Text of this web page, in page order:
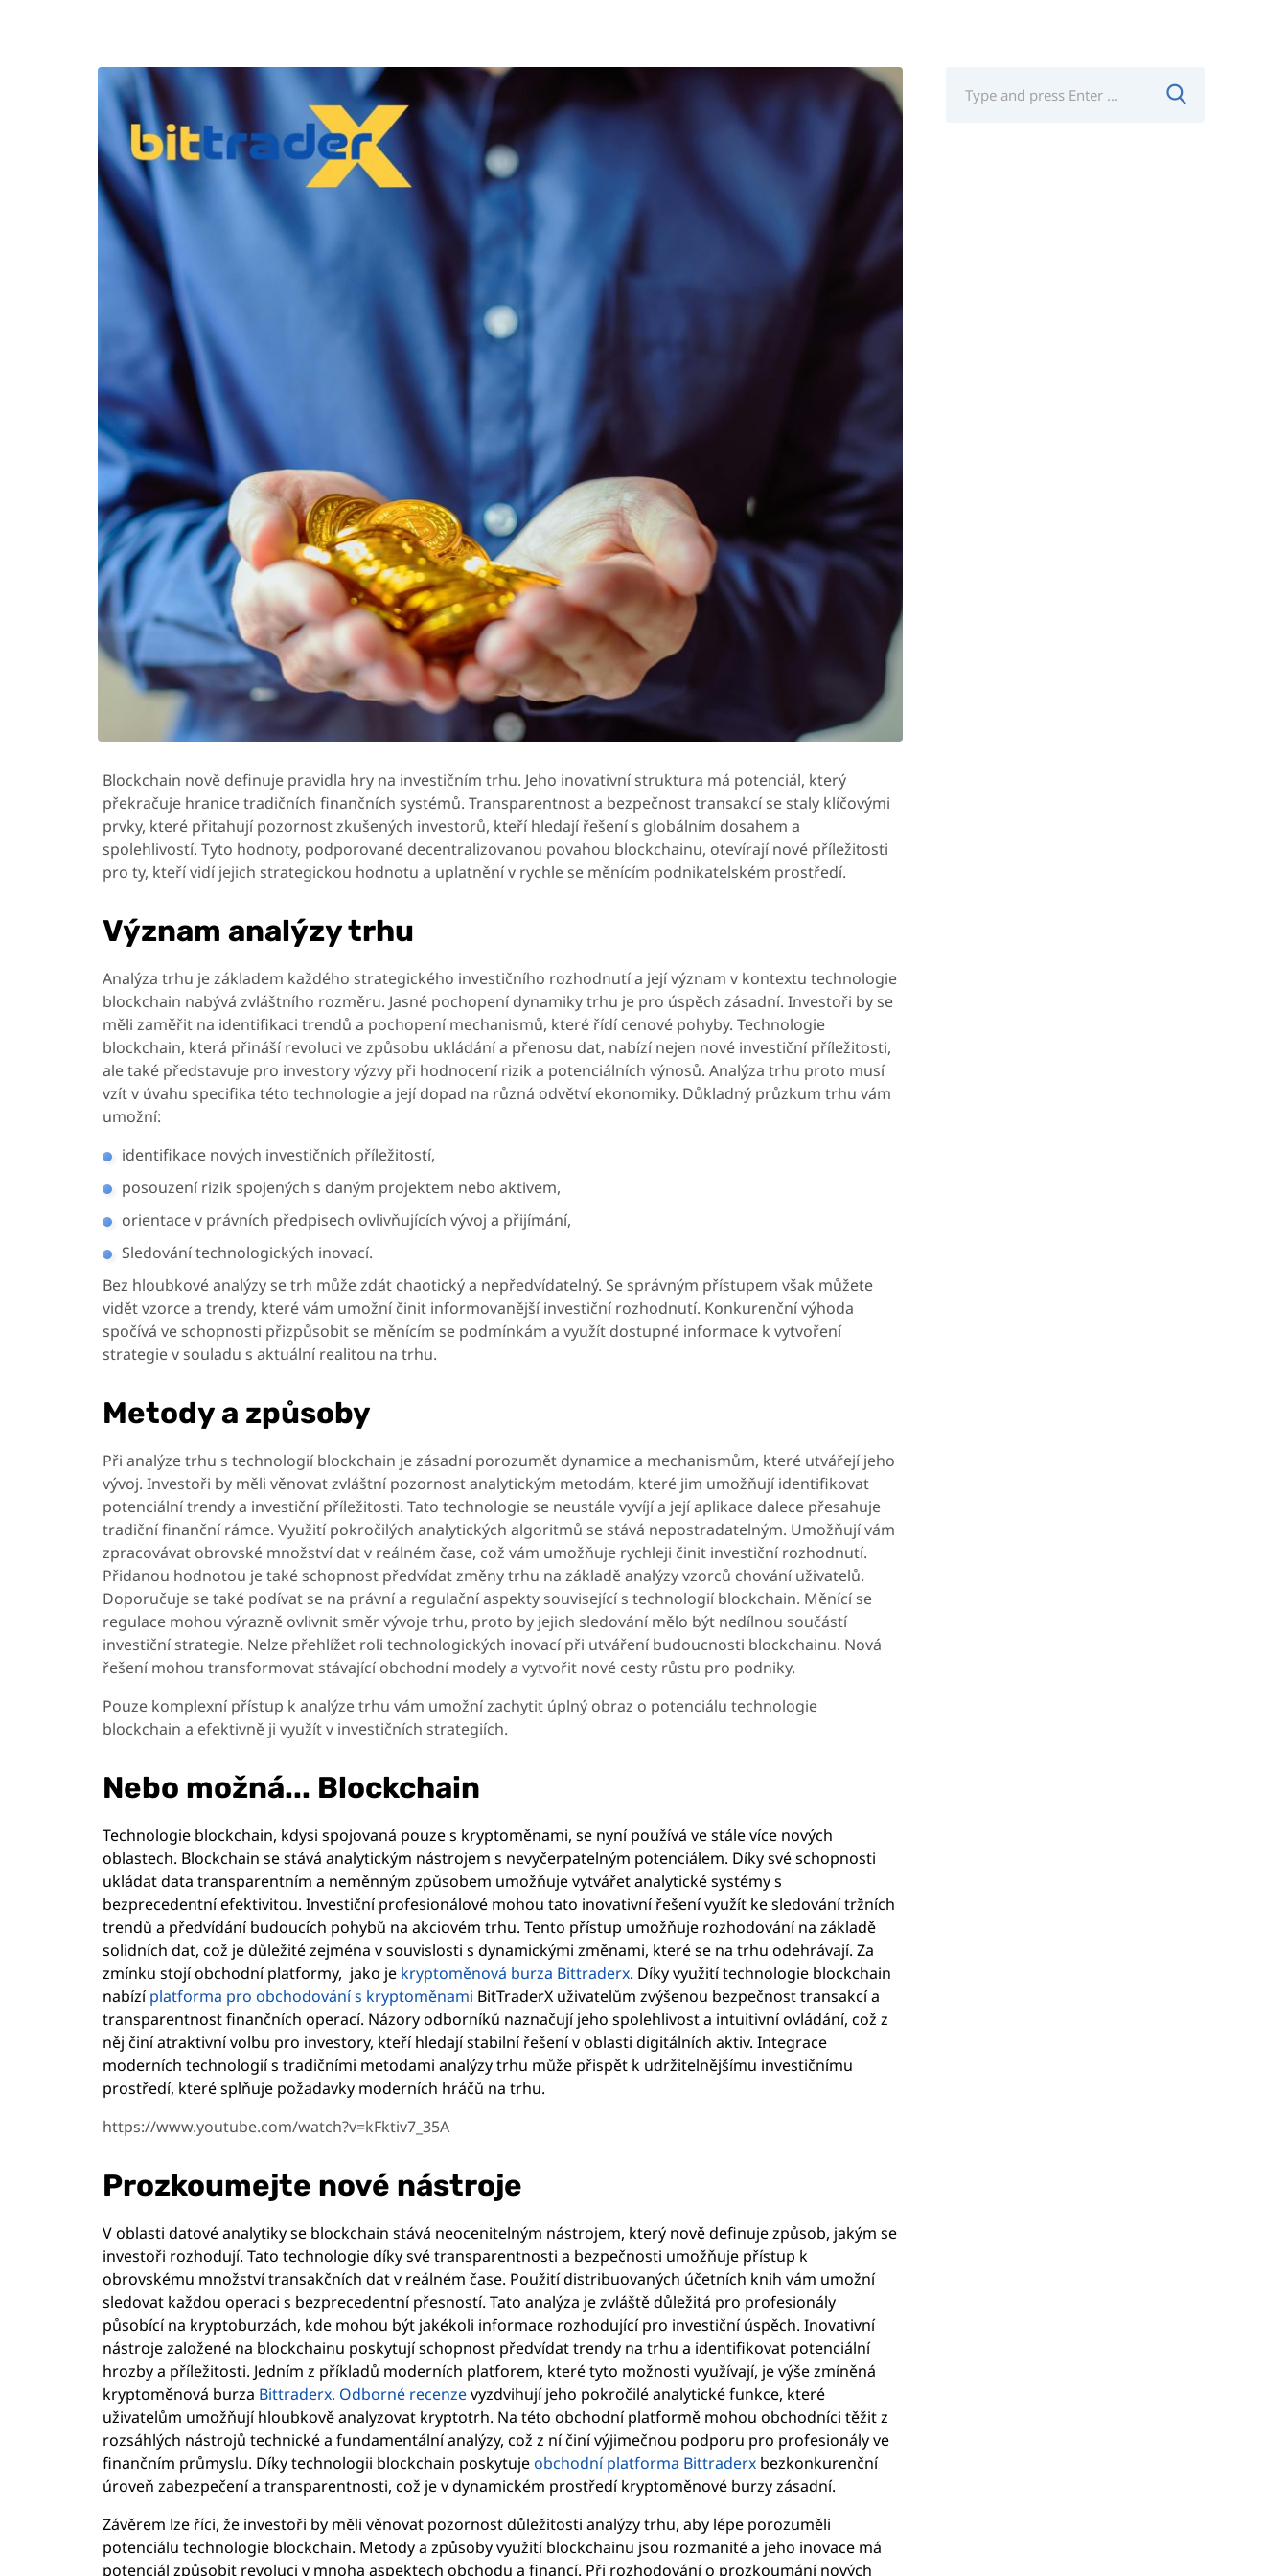
Blockchain nově definuje pravidla hry na investičním trhu. Jeho inovativní struktura má potenciál, který
překračuje hranice tradičních finančních systémů. Transparentnost a bezpečnost transakcí se staly klíčovými
prvky, které přitahují pozornost zkušených investorů, kteří hledají řešení s globálním dosahem a
spolehlivostí. Tyto hodnoty, podporované decentralizovanou povahou blockchainu, otevírají nové příležitosti
pro ty, kteří vidí jejich strategickou hodnotu a uplatnění v rychle se měnícím podnikatelském prostředí.
Význam analýzy trhu
Analýza trhu je základem každého strategického investičního rozhodnutí a její význam v kontextu technologie
blockchain nabývá zvláštního rozměru. Jasné pochopení dynamiky trhu je pro úspěch zásadní. Investoři by se
měli zaměřit na identifikaci trendů a pochopení mechanismů, které řídí cenové pohyby. Technologie
blockchain, která přináší revoluci ve způsobu ukládání a přenosu dat, nabízí nejen nové investiční příležitosti,
ale také představuje pro investory výzvy při hodnocení rizik a potenciálních výnosů. Analýza trhu proto musí
vzít v úvahu specifika této technologie a její dopad na různá odvětví ekonomiky. Důkladný průzkum trhu vám
umožní:
identifikace nových investičních příležitostí,
posouzení rizik spojených s daným projektem nebo aktivem,
orientace v právních předpisech ovlivňujících vývoj a přijímání,
Sledování technologických inovací.
Bez hloubkové analýzy se trh může zdát chaotický a nepředvídatelný. Se správným přístupem však můžete
vidět vzorce a trendy, které vám umožní činit informovanější investiční rozhodnutí. Konkurenční výhoda
spočívá ve schopnosti přizpůsobit se měnícím se podmínkám a využít dostupné informace k vytvoření
strategie v souladu s aktuální realitou na trhu.
Metody a způsoby
Při analýze trhu s technologií blockchain je zásadní porozumět dynamice a mechanismům, které utvářejí jeho
vývoj. Investoři by měli věnovat zvláštní pozornost analytickým metodám, které jim umožňují identifikovat
potenciální trendy a investiční příležitosti. Tato technologie se neustále vyvíjí a její aplikace dalece přesahuje
tradiční finanční rámce. Využití pokročilých analytických algoritmů se stává nepostradatelným. Umožňují vám
zpracovávat obrovské množství dat v reálném čase, což vám umožňuje rychleji činit investiční rozhodnutí.
Přidanou hodnotou je také schopnost předvídat změny trhu na základě analýzy vzorců chování uživatelů.
Doporučuje se také podívat se na právní a regulační aspekty související s technologií blockchain. Měnící se
regulace mohou výrazně ovlivnit směr vývoje trhu, proto by jejich sledování mělo být nedílnou součástí
investiční strategie. Nelze přehlížet roli technologických inovací při utváření budoucnosti blockchainu. Nová
řešení mohou transformovat stávající obchodní modely a vytvořit nové cesty růstu pro podniky.
Pouze komplexní přístup k analýze trhu vám umožní zachytit úplný obraz o potenciálu technologie
blockchain a efektivně ji využít v investičních strategiích.
Nebo možná... Blockchain
Technologie blockchain, kdysi spojovaná pouze s kryptoměnami, se nyní používá ve stále více nových
oblastech. Blockchain se stává analytickým nástrojem s nevyčerpatelným potenciálem. Díky své schopnosti
ukládat data transparentním a neměnným způsobem umožňuje vytvářet analytické systémy s
bezprecedentní efektivitou. Investiční profesionálové mohou tato inovativní řešení využít ke sledování tržních
trendů a předvídání budoucích pohybů na akciovém trhu. Tento přístup umožňuje rozhodování na základě
solidních dat, což je důležité zejména v souvislosti s dynamickými změnami, které se na trhu odehrávají. Za
zmínku stojí obchodní platformy, jako je kryptoměnová burza Bittraderx. Díky využití technologie blockchain
nabízíplatforma pro obchodování s kryptoměnami BitTraderX uživatelům zvýšenou bezpečnost transakcí a
transparentnost finančních operací. Názory odborníků naznačují jeho spolehlivost a intuitivní ovládání, což z
něj činí atraktivní volbu pro investory, kteří hledají stabilní řešení v oblasti digitálních aktiv. Integrace
moderních technologií s tradičními metodami analýzy trhu může přispět k udržitelnějšímu investičnímu
prostředí, které splňuje požadavky moderních hráčů na trhu.
https://www.youtube.com/watch?v=kFktiv7_35A
Prozkoumejte nové nástroje
V oblasti datové analytiky se blockchain stává neocenitelným nástrojem, který nově definuje způsob, jakým se
investoři rozhodují. Tato technologie díky své transparentnosti a bezpečnosti umožňuje přístup k
obrovskému množství transakčních dat v reálném čase. Použití distribuovaných účetních knih vám umožní
sledovat každou operaci s bezprecedentní přesností. Tato analýza je zvláště důležitá pro profesionály
působící na kryptoburzách, kde mohou být jakékoli informace rozhodující pro investiční úspěch. Inovativní
nástroje založené na blockchainu poskytují schopnost předvídat trendy na trhu a identifikovat potenciální
hrozby a příležitosti. Jedním z příkladů moderních platforem, které tyto možnosti využívají, je výše zmíněná
kryptoměnová burza Bittraderx. Odborné recenzevyzdvihují jeho pokročilé analytické funkce, které
uživatelům umožňují hloubkově analyzovat kryptotrh. Na této obchodní platformě mohou obchodníci těžit z
rozsáhlých nástrojů technické a fundamentální analýzy, což z ní činí výjimečnou podporu pro profesionály ve
finančním průmyslu. Díky technologii blockchain poskytujeobchodní platforma Bittraderx bezkonkurenční
úroveň zabezpečení a transparentnosti, což je v dynamickém prostředí kryptoměnové burzy zásadní.
Závěrem lze říci, že investoři by měli věnovat pozornost důležitosti analýzy trhu, aby lépe porozuměli
potenciálu technologie blockchain. Metody a způsoby využití blockchainu jsou rozmanité a jeho inovace má
potenciál způsobit revoluci v mnoha aspektech obchodu a financí. Při rozhodování o prozkoumání nových